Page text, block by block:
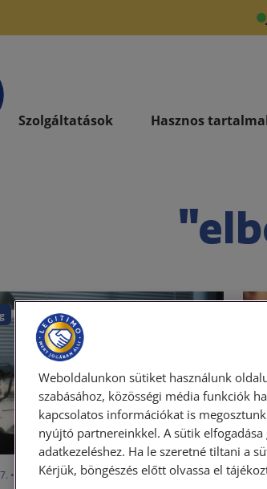
Szolgáltatások Hasznos
• LegitiMoadmin
Személyes
Weboldalunkon sütiket használunk
szabásához, közösségi média funkciók
kapcsolatos információkat is
nyújtó partnereinkkel. A sütik
adatkezeléshez. Ha le szeretné tiltani a
Kérjük, böngészés előtt olvassa el